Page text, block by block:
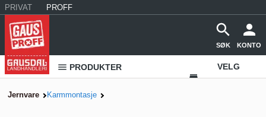
PRIVAT PROFF
SØK KONTO
PRODUKTER VELG
Jernvare Karmmontasje